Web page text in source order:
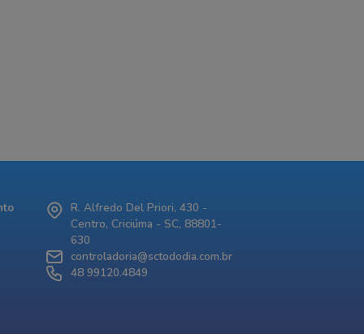
R. Alfredo Del Priori, 430 -
Centro, Criciúma - SC, 88801-
630
controladoria@sctododia.com.br
48 99120.4849